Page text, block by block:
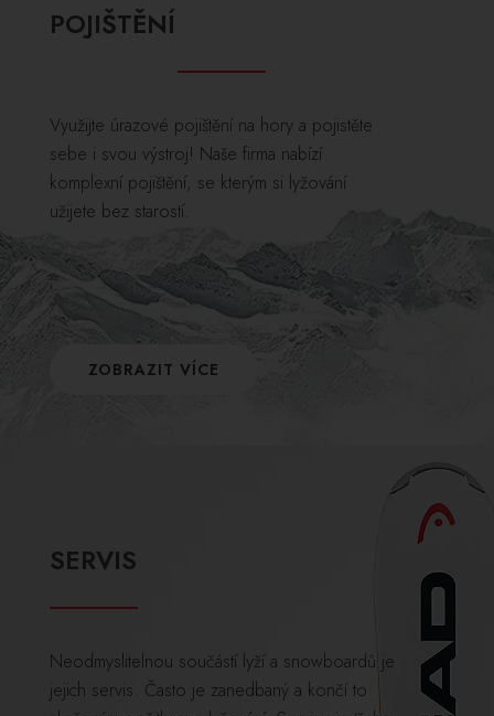
POJIŠTĚNÍ
Využijte úrazové pojištění na hory a pojistěte
sebe i svou výstroj! Naše firma nabízí
komplexní pojištění, se kterým si lyžování
užijete bez starostí.
ZOBRAZIT VÍCE
SERVIS
Neodmyslitelnou součástí lyží a snowboardů je
jejich servis. Často je zanedbaný a končí to